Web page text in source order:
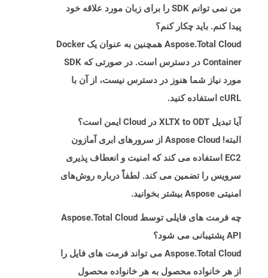
من نمی توانم SDK را برای زبان مورد علاقه خود
پیدا کنم. باید چکار کنم؟
Aspose.Total Cloud همچنین به عنوان یک Docker
Container در دسترس است. در صورتی که SDK
مورد نیاز شما هنوز در دسترس نیست، از آن با
cURL استفاده کنید.
آیا تبدیل XLTX to ODT در Cloud ایمن است؟
البته! Aspose Cloud از سرورهای ابری آمازون
EC2 استفاده می کند که امنیت و انعطاف پذیری
سرویس را تضمین می کند. لطفاً درباره روش‌های
امنیتی Aspose بیشتر بخوانید.
چه فرمت های فایلی توسط Aspose.Total Cloud
API پشتیبانی می شود؟
Aspose.Total Cloud می تواند فرمت های فایل را
از هر خانواده محصول به هر خانواده محصول